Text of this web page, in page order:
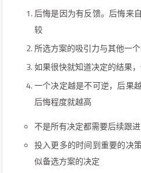
后悔是因为有反馈。后悔来
较
所选方案的吸引力与其他一
如果很快就知道决定的结果
一个决定越是不可逆，后果
后悔程度就越高
不是所有决定都需要后续跟进
投入更多的时间到重要的决
似备选方案的决定